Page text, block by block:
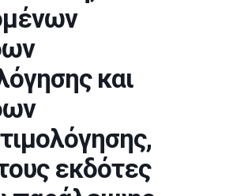
και
εκδότες